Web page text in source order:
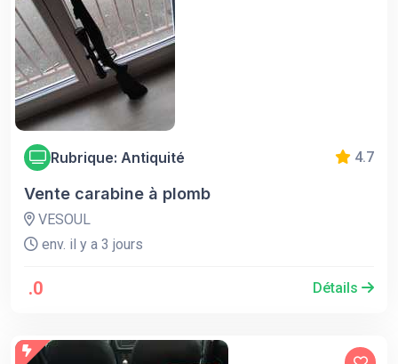
Rubrique: Antiquité 4.7
Vente carabine à plomb
VESOUL
env. il y a 3 jours
.0 Détails